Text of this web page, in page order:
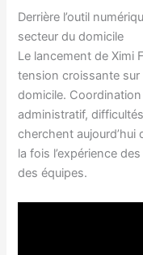
Derrière l’outil
secteur du domicile
Le lancement de Ximi
tension croissante
domicile.
administratif,
cherchent aujourd’hui
la fois l’expérience
des équipes.